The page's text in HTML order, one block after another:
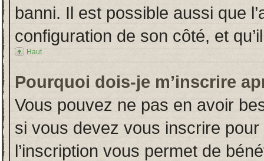
banni. Il est possible aussi que
configuration de son côté, et
Haut
Pourquoi dois-je m’inscrire
Vous pouvez ne pas en avoir
si vous devez vous inscrire
l’inscription vous permet de